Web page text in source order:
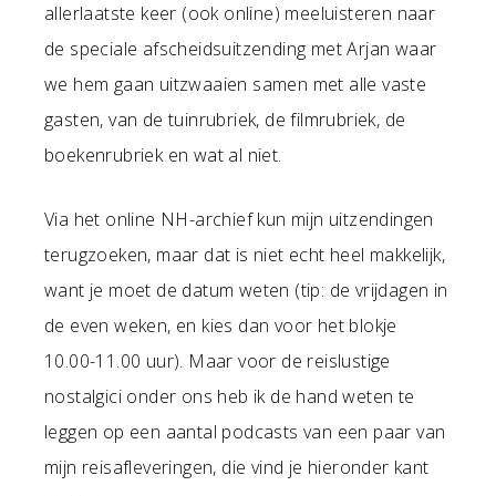
allerlaatste keer (ook online) meeluisteren naar
de speciale afscheidsuitzending met Arjan waar
we hem gaan uitzwaaien samen met alle vaste
gasten, van de tuinrubriek, de filmrubriek, de
boekenrubriek en wat al niet.
Via het online NH-archief kun mijn uitzendingen
terugzoeken, maar dat is niet echt heel makkelijk,
want je moet de datum weten (tip: de vrijdagen in
de even weken, en kies dan voor het blokje
10.00-11.00 uur). Maar voor de reislustige
nostalgici onder ons heb ik de hand weten te
leggen op een aantal podcasts van een paar van
mijn reisafleveringen, die vind je hieronder kant